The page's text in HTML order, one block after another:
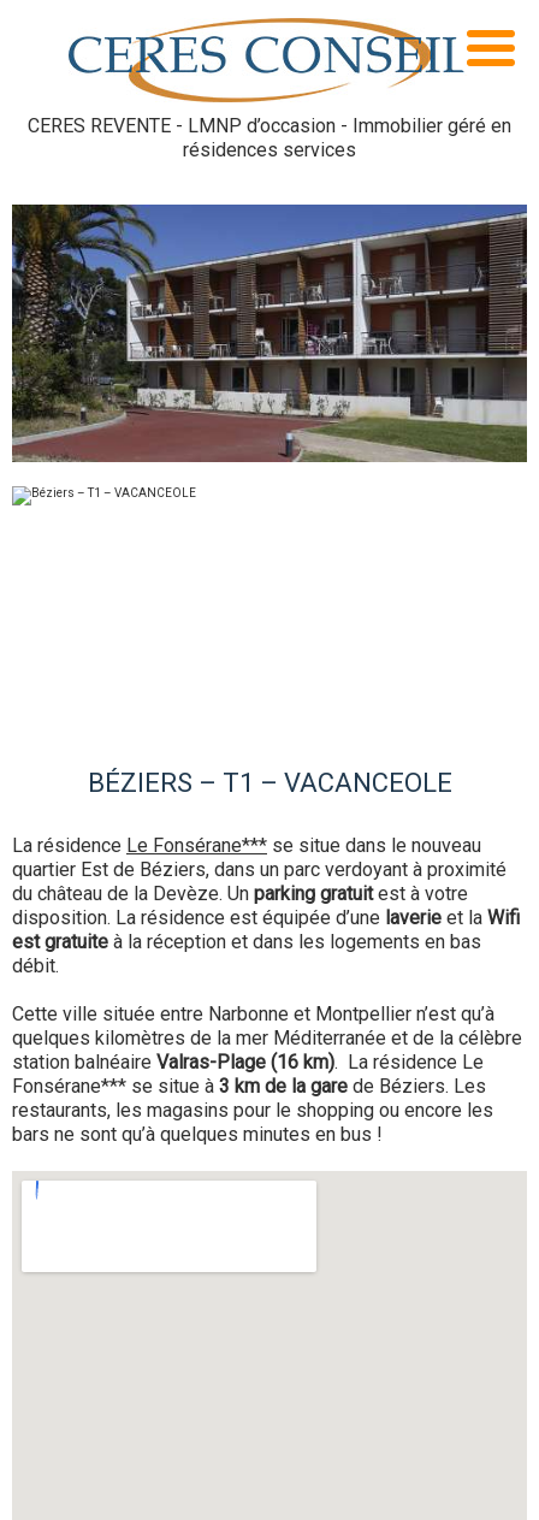
CERES REVENTE - LMNP d’occasion - Immobilier géré en
résidences services
BÉZIERS – T1 – VACANCEOLE
La résidence Le Fonsérane*** se situe dans le nouveau
quartier Est de Béziers, dans un parc verdoyant à proximité
du château de la Devèze. Un parking gratuitest à votre
disposition. La résidence est équipée d’une laverie et la Wifi
est gratuite à la réception et dans les logements en bas
débit.
Cette ville située entre Narbonne et Montpellier n’est qu’à
quelques kilomètres de la mer Méditerranée et de la célèbre
station balnéaire Valras-Plage (16 km). La résidence Le
Fonsérane*** se situe à 3 km de la gare de Béziers. Les
restaurants, les magasins pour le shopping ou encore les
bars ne sont qu’à quelques minutes en bus !